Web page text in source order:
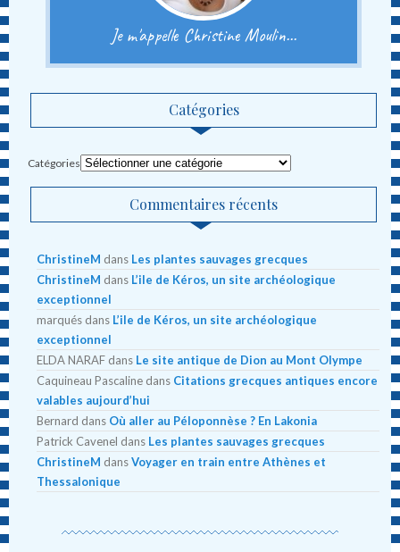
Je m'appelle Christine Moulin...
Catégories
Catégories
Commentaires récents
ChristineM dans Les plantes sauvages grecques
ChristineM dans L’ile de Kéros, un site archéologique
exceptionnel
marqués dans L’ile de Kéros, un site archéologique
exceptionnel
ELDA NARAF dans Le site antique de Dion au Mont Olympe
Caquineau Pascaline dans Citations grecques antiques encore
valables aujourd’hui
Bernard dans Où aller au Péloponnèse ? En Lakonia
Patrick Cavenel dans Les plantes sauvages grecques
ChristineM dansVoyager en train entre Athènes et
Thessalonique